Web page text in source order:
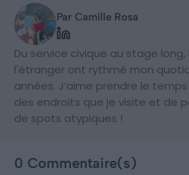
Par Camille Rosa
Du service civique au stage long,
l'étranger ont rythmé mon
années. J’aime prendre le
des endroits que je visite et de
de spots atypiques !
0 Commentaire(s)